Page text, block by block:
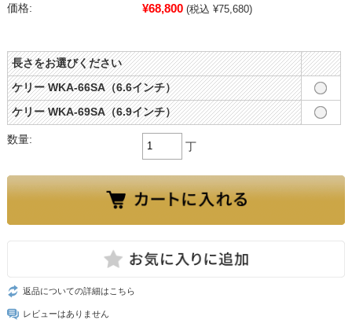
価格:
¥68,800 (税込 ¥75,680)
長さをお選びください
ケリー WKA-66SA（6.6インチ）
ケリー WKA-69SA（6.9インチ）
数量:
丁
返品についての詳細はこちら
レビューはありません